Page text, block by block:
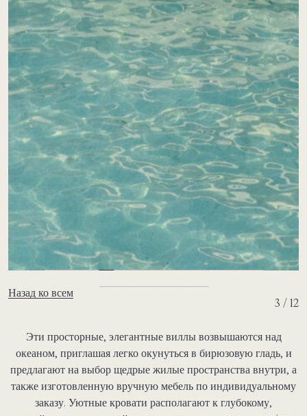
Назад ко всем
3 / 12
Эти просторные, элегантные виллы возвышаются над
океаном, приглашая легко окунуться в бирюзовую гладь, и
предлагают на выбор щедрые жилые пространства внутри, а
также изготовленную вручную мебель по индивидуальному
заказу. Уютные кровати располагают к глубокому,